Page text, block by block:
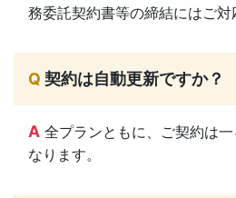
務委託契約書等の締結にはご対
Q 契約は自動更新ですか？
A 全プランともに、ご契約は
なります。